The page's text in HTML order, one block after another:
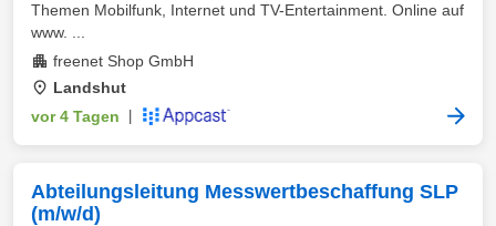
Themen Mobilfunk, Internet und TV-Entertainment. Online auf
www. ...
freenet Shop GmbH
Landshut
vor 4 Tagen
Abteilungsleitung Messwertbeschaffung SLP
(m/w/d)